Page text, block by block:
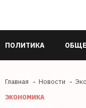
ПОЛИТИКА
Главная Новости
ЭКОНОМИКА